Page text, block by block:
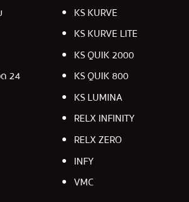
24
KS KURVE
KS KURVE LITE
KS QUIK 2000
KS QUIK 800
KS LUMINA
RELX INFINITY
RELX ZERO
INFY
VMC